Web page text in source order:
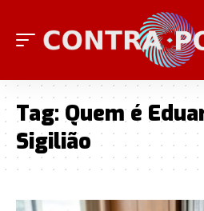
Tag: Quem é
Sigilião